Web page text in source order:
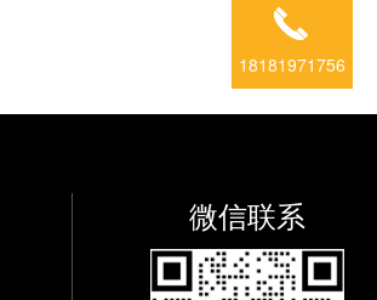
微信联系
18181971756